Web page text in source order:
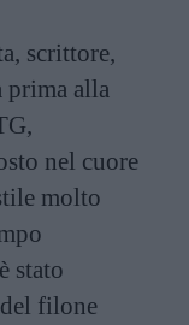
scrittore,
prima alla
nel cuore
molto
stato
filone